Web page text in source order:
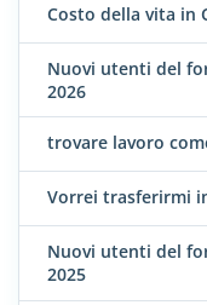
Costo della vita in
Nuovi utenti del
2026
trovare lavoro
Vorrei trasferirmi
Nuovi utenti del
2025